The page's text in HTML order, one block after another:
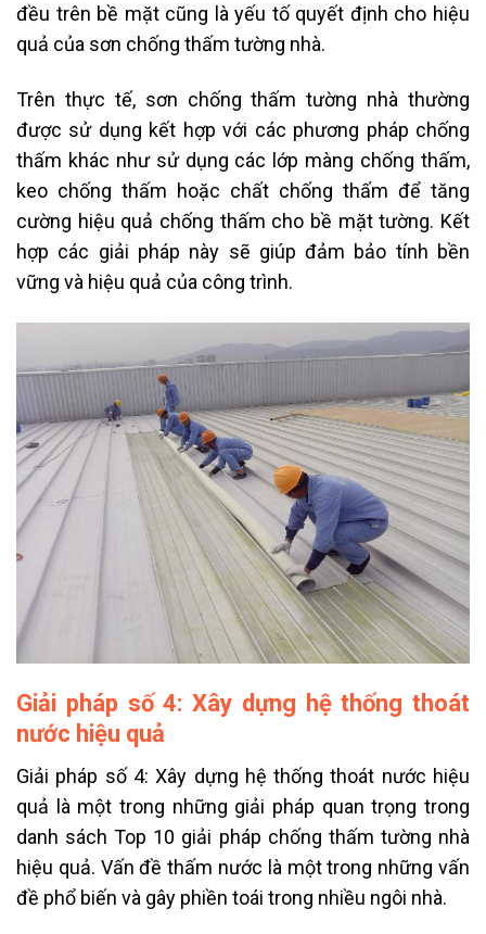
đều trên bề mặt cũng là yếu tố quyết định cho hiệu
quả của sơn chống thấm tường nhà.
Trên thực tế, sơn chống thấm tường nhà thường
được sử dụng kết hợp với các phương pháp chống
thấm khác như sử dụng các lớp màng chống thấm,
keo chống thấm hoặc chất chống thấm để tăng
cường hiệu quả chống thấm cho bề mặt tường. Kết
hợp các giải pháp này sẽ giúp đảm bảo tính bền
vững và hiệu quả của công trình.
Giải pháp số 4: Xây dựng hệ thống thoát
nước hiệu quả
Giải pháp số 4: Xây dựng hệ thống thoát nước hiệu
quả là một trong những giải pháp quan trọng trong
danh sách Top 10 giải pháp chống thấm tường nhà
hiệu quả. Vấn đề thấm nước là một trong những vấn
đề phổ biến và gây phiền toái trong nhiều ngôi nhà.